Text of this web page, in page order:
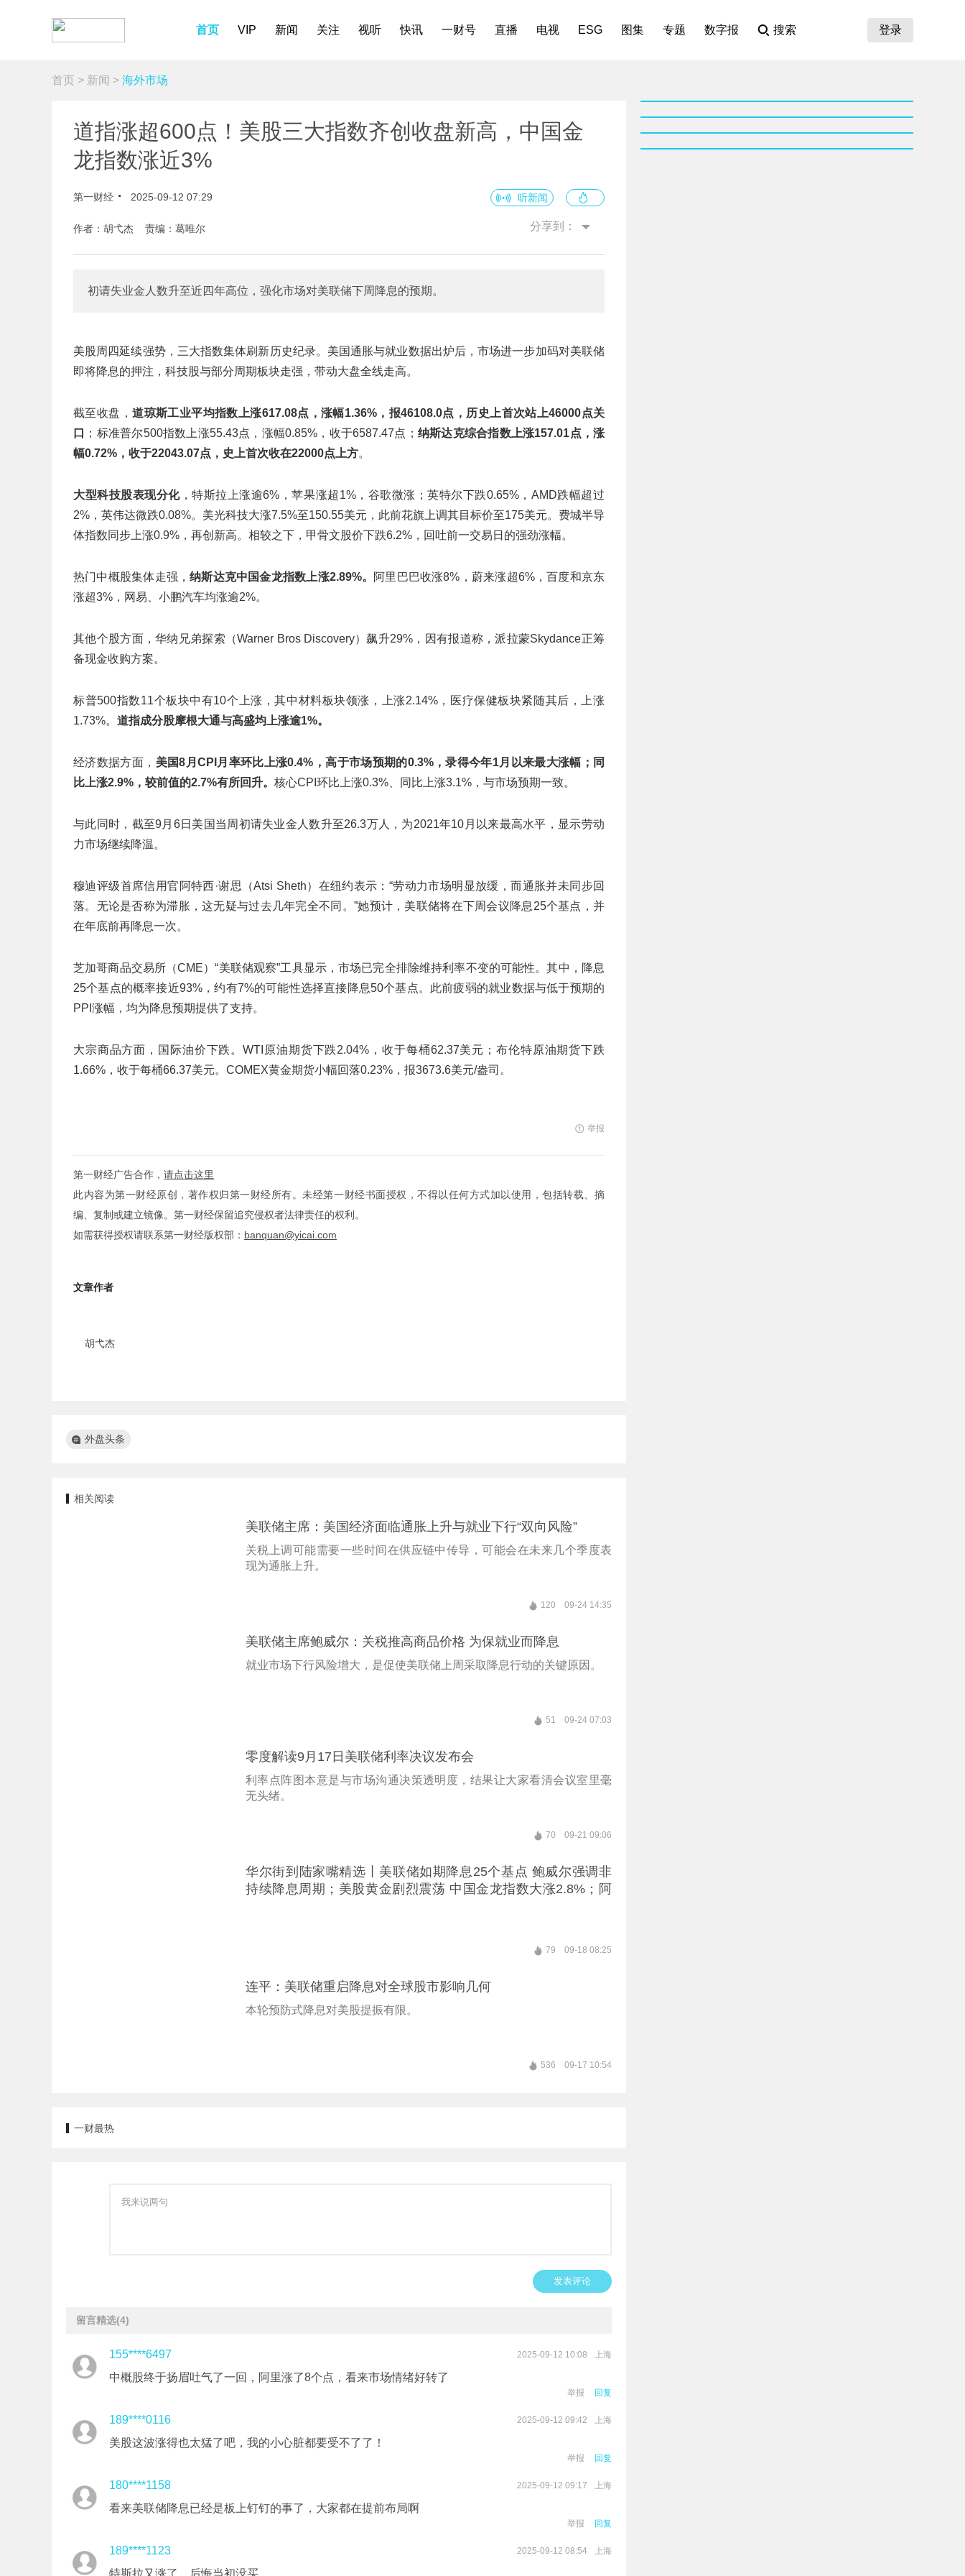
首页 VIP 新闻 关注 视听 快讯 一财号 直播 电视 ESG 图集 专题 数字报 搜索 登录
首页 > 新闻 > 海外市场
道指涨超600点！美股三大指数齐创收盘新高，中国金
龙指数涨近3%
第一财经 2025-09-12 07:29 听新闻
作者：胡弋杰 责编：葛唯尔 分享到：
初请失业金人数升至近四年高位，强化市场对美联储下周降息的预期。
美股周四延续强势，三大指数集体刷新历史纪录。美国通胀与就业数据出炉后，市场进一步加码对美联储
即将降息的押注，科技股与部分周期板块走强，带动大盘全线走高。
截至收盘，道琼斯工业平均指数上涨617.08点，涨幅1.36%，报46108.0点，历史上首次站上46000点关
口
；标准普尔500指数上涨55.43点，涨幅0.85%，收于6587.47点； 纳斯达克综合指数上涨157.01点，涨
幅0.72%，收于22043.07点，史上首次收在22000点上方。
大型科技股表现分化，特斯拉上涨逾6%，苹果涨超1%，谷歌微涨；英特尔下跌0.65%，AMD跌幅超过
2%，英伟达微跌0.08%。美光科技大涨7.5%至150.55美元，此前花旗上调其目标价至175美元。费城半导
体指数同步上涨0.9%，再创新高。相较之下，甲骨文股价下跌6.2%，回吐前一交易日的强劲涨幅。
热门中概股集体走强，纳斯达克中国金龙指数上涨2.89%。
阿里巴巴收涨8%，蔚来涨超6%，百度和京东
涨超3%，网易、小鹏汽车均涨逾2%。
其他个股方面，华纳兄弟探索（Warner Bros Discovery）飙升29%，因有报道称，派拉蒙Skydance正筹
备现金收购方案。
标普500指数11个板块中有10个上涨，其中材料板块领涨，上涨2.14%，医疗保健板块紧随其后，上涨
1.73%。 道指成分股摩根大通与高盛均上涨逾1%。
经济数据方面， 美国8月CPI月率环比上涨0.4%，高于市场预期的0.3%，录得今年1月以来最大涨幅；同
比上涨2.9%，较前值的2.7%有所回升。 核心CPI环比上涨0.3%、同比上涨3.1%，与市场预期一致。
与此同时，截至9月6日美国当周初请失业金人数升至26.3万人，为2021年10月以来最高水平，显示劳动
力市场继续降温。
穆迪评级首席信用官阿特西·谢思（Atsi Sheth）在纽约表示：“劳动力市场明显放缓，而通胀并未同步回
落。无论是否称为滞胀，这无疑与过去几年完全不同。”她预计，美联储将在下周会议降息25个基点，并
在年底前再降息一次。
芝加哥商品交易所（CME）“美联储观察”工具显示，市场已完全排除维持利率不变的可能性。其中，降息
25个基点的概率接近93%，约有7%的可能性选择直接降息50个基点。此前疲弱的就业数据与低于预期的
PPI涨幅，均为降息预期提供了支持。
大宗商品方面，国际油价下跌。WTI原油期货下跌2.04%，收于每桶62.37美元；布伦特原油期货下跌
1.66%，收于每桶66.37美元。COMEX黄金期货小幅回落0.23%，报3673.6美元/盎司。
举报
第一财经广告合作， 请点击这里
此内容为第一财经原创，著作权归第一财经所有。未经第一财经书面授权，不得以任何方式加以使用，包括转载、摘
编、复制或建立镜像。第一财经保留追究侵权者法律责任的权利。
如需获得授权请联系第一财经版权部： banquan@yicai.com
文章作者
胡弋杰
外盘头条
相关阅读
美联储主席：美国经济面临通胀上升与就业下行“双向风险”
关税上调可能需要一些时间在供应链中传导，可能会在未来几个季度表
现为通胀上升。
120 09-24 14:35
美联储主席鲍威尔：关税推高商品价格 为保就业而降息
就业市场下行风险增大，是促使美联储上周采取降息行动的关键原因。
51 09-24 07:03
零度解读9月17日美联储利率决议发布会
利率点阵图本意是与市场沟通决策透明度，结果让大家看清会议室里毫
无头绪。
70 09-21 09:06
华尔街到陆家嘴精选丨美联储如期降息25个基点 鲍威尔强调非
持续降息周期；美股黄金剧烈震荡 中国金龙指数大涨2.8%；阿
79 09-18 08:25
连平：美联储重启降息对全球股市影响几何
本轮预防式降息对美股提振有限。
536 09-17 10:54
一财最热
发表评论
留言精选(4)
155****6497 2025-09-12 10:08 上海
中概股终于扬眉吐气了一回，阿里涨了8个点，看来市场情绪好转了
举报 回复
189****0116 2025-09-12 09:42 上海
美股这波涨得也太猛了吧，我的小心脏都要受不了了！
举报 回复
180****1158 2025-09-12 09:17 上海
看来美联储降息已经是板上钉钉的事了，大家都在提前布局啊
举报 回复
189****1123 2025-09-12 08:54 上海
特斯拉又涨了，后悔当初没买